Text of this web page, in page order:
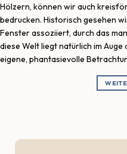
Hölzern, können wir auch
bedrucken. Historisch gesehen
Fenster assoziiert, durch das
diese Welt liegt natürlich im
eigene, phantasievolle